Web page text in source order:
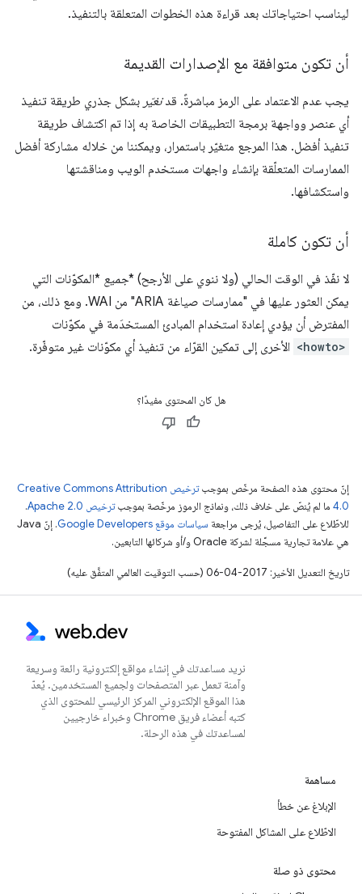
ليناسب احتياجاتك بعد قراءة هذه الخطوات المتعلقة بالتنفيذ.
أن تكون متوافقة مع الإصدارات القديمة
يجب عدم الاعتماد على الرمز مباشرةً. قدنغيّر بشكل جذري طريقة تنفيذ
أي عنصر وواجهة برمجة التطبيقات الخاصة به إذا تم اكتشاف طريقة
تنفيذ أفضل. هذا المرجع متغيّر باستمرار، ويمكننا من خلاله مشاركة أفضل
الممارسات المتعلّقة بإنشاء واجهات مستخدم الويب ومناقشتها
واستكشافها.
أن تكون كاملة
لا نفّذ في الوقت الحالي (ولا ننوي على الأرجح) *جميع *المكوّنات التي
يمكن العثور عليها في "ممارسات صياغة ARIA" من WAI. ومع ذلك، من
المفترض أن يؤدي إعادة استخدام المبادئ المستخدَمة في مكوّنات
<howto> الأخرى إلى تمكين القرّاء من تنفيذ أي مكوّنات غير متوفّرة.
هل كان المحتوى مفيدًا؟
إنّ محتوى هذه الصفحة مرخّص بموجب
ترخيص Creative Commons Attribution
4.0‏ ما لم يُنصّ على خلاف ذلك، ونماذج الرموز مرخّصة بموجبترخيص Apache 2.0‏
.
للاطّلاع على التفاصيل، يُرجى مراجعة سياسات موقع Google Developers‏
. إنّ Java
هي علامة تجارية مسجَّلة لشركة Oracle و/أو شركائها التابعين.
تاريخ التعديل الأخير: 2017-04-06 (حسب التوقيت العالمي المتفَّق عليه)
نريد مساعدتك في إنشاء مواقع إلكترونية رائعة وسريعة
وآمنة تعمل عبر المتصفحات ولجميع المستخدمين. يُعدّ
هذا الموقع الإلكتروني المركز الرئيسي للمحتوى الذي
كتبه أعضاء فريق Chrome وخبراء خارجيين
لمساعدتك في هذه الرحلة.
مساهمة
الإبلاغ عن خطأ
الاطّلاع على المشاكل المفتوحة
محتوى ذو صلة